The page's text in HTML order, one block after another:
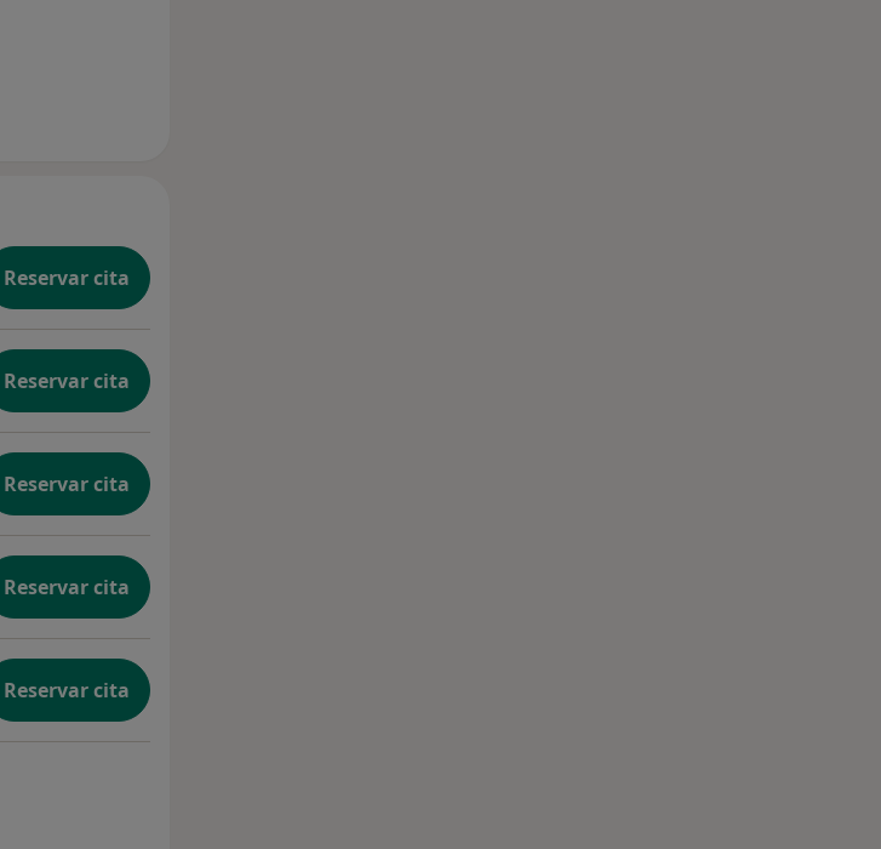
Reservar cita
Reservar cita
Reservar cita
Reservar cita
Reservar cita